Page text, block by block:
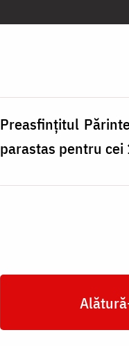
Preasfințitul
parastas pentru